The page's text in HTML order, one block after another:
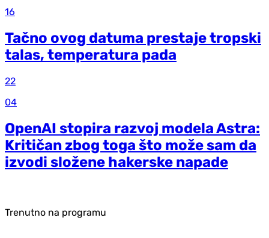
16
Tačno ovog datuma prestaje tropski
talas, temperatura pada
22
04
OpenAI stopira razvoj modela Astra:
Kritičan zbog toga što može sam da
izvodi složene hakerske napade
Trenutno na programu